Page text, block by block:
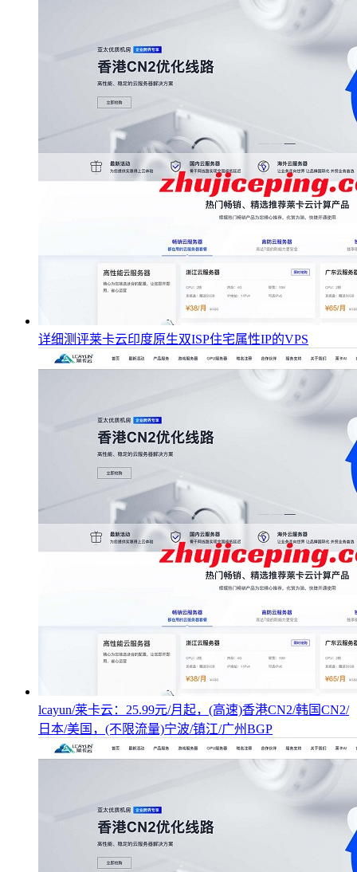
详细测评莱卡云印度原生双ISP住宅属性IP的VPS
lcayun/莱卡云：25.99元/月起，(高速)香港CN2/韩国CN2/
日本/美国，(不限流量)宁波/镇江/广州BGP